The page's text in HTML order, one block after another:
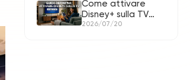
Come attivare
Disney+ sulla TV
con codice a 8 cifre
2026/07/20